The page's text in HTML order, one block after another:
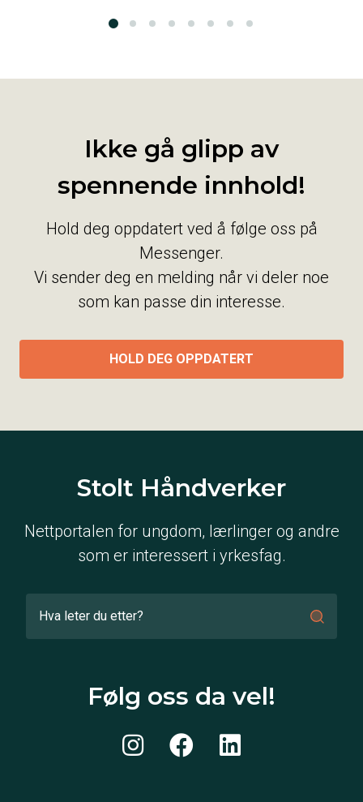
Ikke gå glipp av
spennende innhold!
Hold deg oppdatert ved å følge oss på
Messenger.
Vi sender deg en melding når vi deler noe
som kan passe din interesse.
HOLD DEG OPPDATERT
Stolt Håndverker
Nettportalen for ungdom, lærlinger og andre
som er interessert i yrkesfag.
Følg oss da vel!